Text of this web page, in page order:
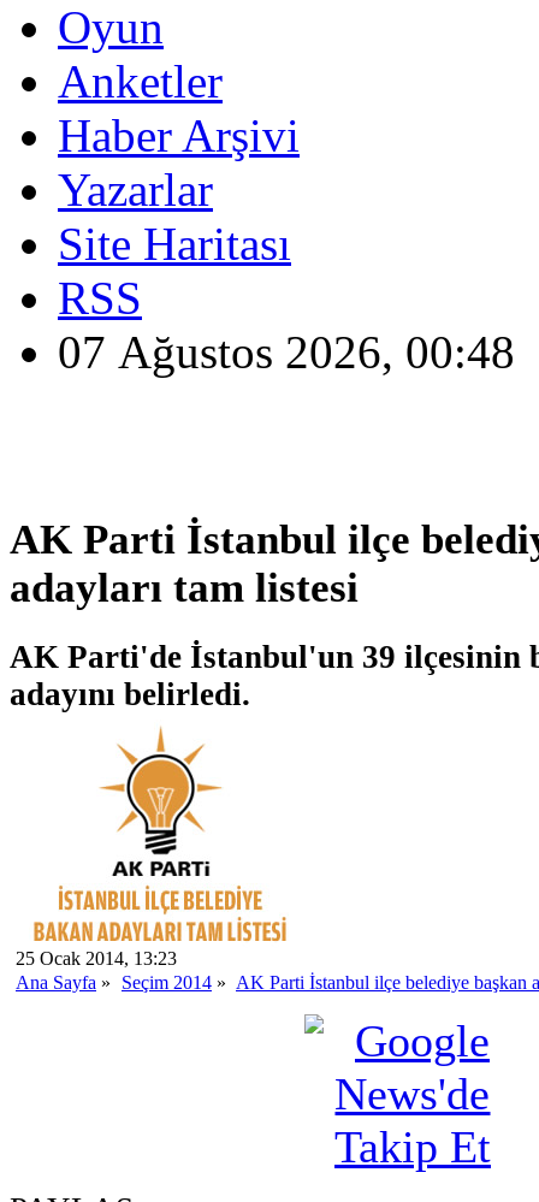
Oyun
Anketler
Haber Arşivi
Yazarlar
Site Haritası
RSS
07 Ağustos 2026, 00:48
AK Parti İstanbul ilçe
adayları tam listesi
AK Parti'de İstanbul'un 39 ilçesinin
adayını belirledi.
25 Ocak 2014, 13:23
Ana Sayfa » Seçim 2014 » AK Parti İstanbul ilçe belediye başkan